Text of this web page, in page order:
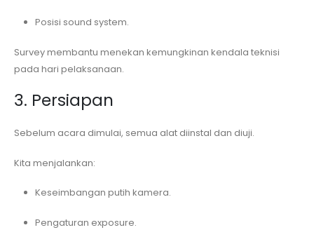
Posisi sound system.
Survey membantu menekan kemungkinan kendala teknisi
pada hari pelaksanaan.
3. Persiapan
Sebelum acara dimulai, semua alat diinstal dan diuji.
Kita menjalankan:
Keseimbangan putih kamera.
Pengaturan exposure.